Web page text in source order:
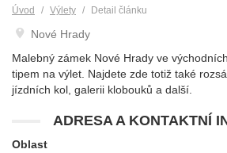
Úvod Výlety Detail článku
Nové Hrady
Malebný zámek Nové Hrady ve
tipem na výlet. Najdete zde totiž také
jízdních kol, galerii klobouků a další.
ADRESA A KONTAKTNÍ
Oblast